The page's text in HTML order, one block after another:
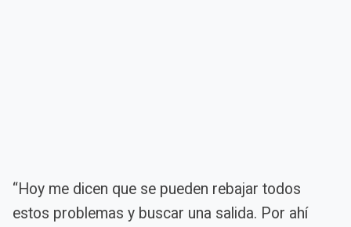
“Hoy me dicen que se pueden rebajar todos
estos problemas y buscar una salida. Por ahí